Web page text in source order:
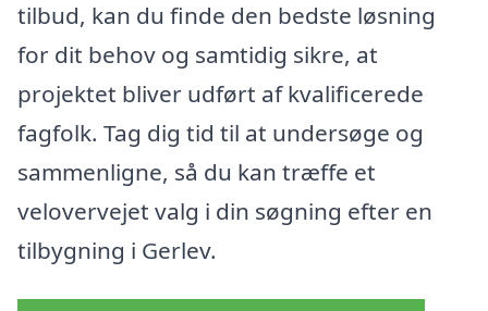
tilbud, kan du finde den bedste løsning
for dit behov og samtidig sikre, at
projektet bliver udført af kvalificerede
fagfolk. Tag dig tid til at undersøge og
sammenligne, så du kan træffe et
velovervejet valg i din søgning efter en
tilbygning i Gerlev.